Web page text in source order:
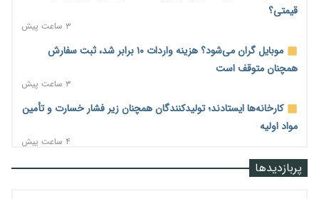
قیمتی؟
۳ ساعت پیش
موبایل گران می‌شود؟ هزینه واردات ۱۰ برابر شد، ثبت سفارش
همچنان متوقف است
۳ ساعت پیش
کارخانه‌ها ایستادند؛ تولیدکنندگان همچنان زیر فشار خسارت و تأمین
مواد اولیه
۴ ساعت پیش
قیمت مسکن در دست سازنده‌های خرد؛ چگونه «عددسازی» بازار
پربازدیدها